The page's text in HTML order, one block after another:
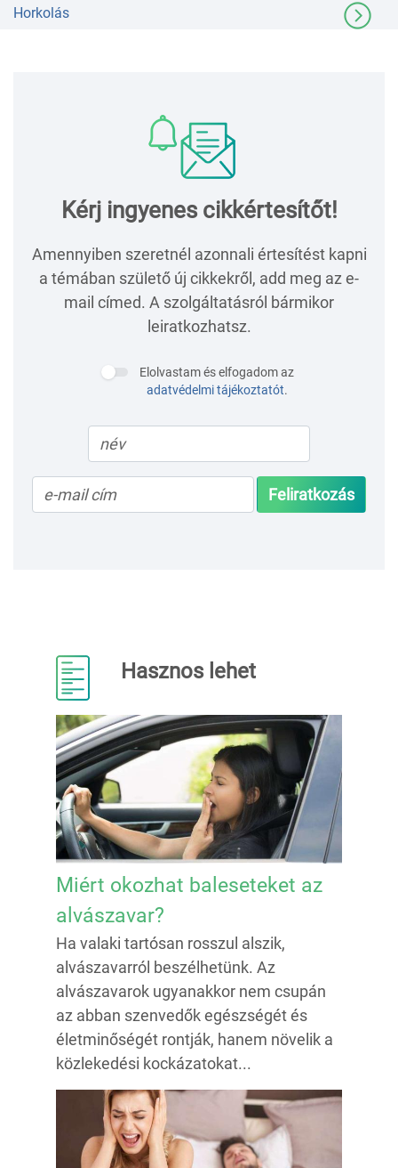
Horkolás
Kérj ingyenes cikkértesítőt!
Amennyiben szeretnél azonnali értesítést kapni
a témában születő új cikkekről, add meg az e-
mail címed. A szolgáltatásról bármikor
leiratkozhatsz.
Elolvastam és elfogadom az
adatvédelmi tájékoztatót.
Feliratkozás
Hasznos lehet
Miért okozhat baleseteket az
alvászavar?
Ha valaki tartósan rosszul alszik,
alvászavarról beszélhetünk. Az
alvászavarok ugyanakkor nem csupán
az abban szenvedők egészségét és
életminőségét rontják, hanem növelik a
közlekedési kockázatokat...